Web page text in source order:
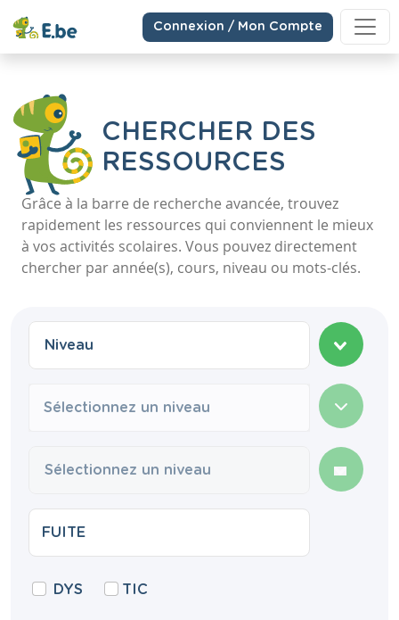
Connexion / Mon Compte
CHERCHER DES
RESSOURCES
Grâce à la barre de recherche avancée, trouvez
rapidement les ressources qui conviennent le mieux
à vos activités scolaires. Vous pouvez directement
chercher par année(s), cours, niveau ou mots-clés.
Sélectionnez un niveau
DYS TIC